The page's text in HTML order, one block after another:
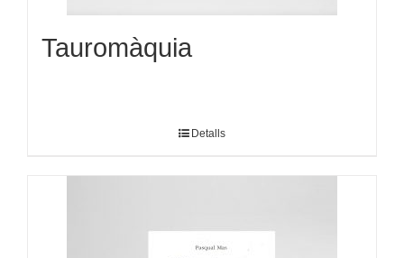
Tauromàquia
Detalls